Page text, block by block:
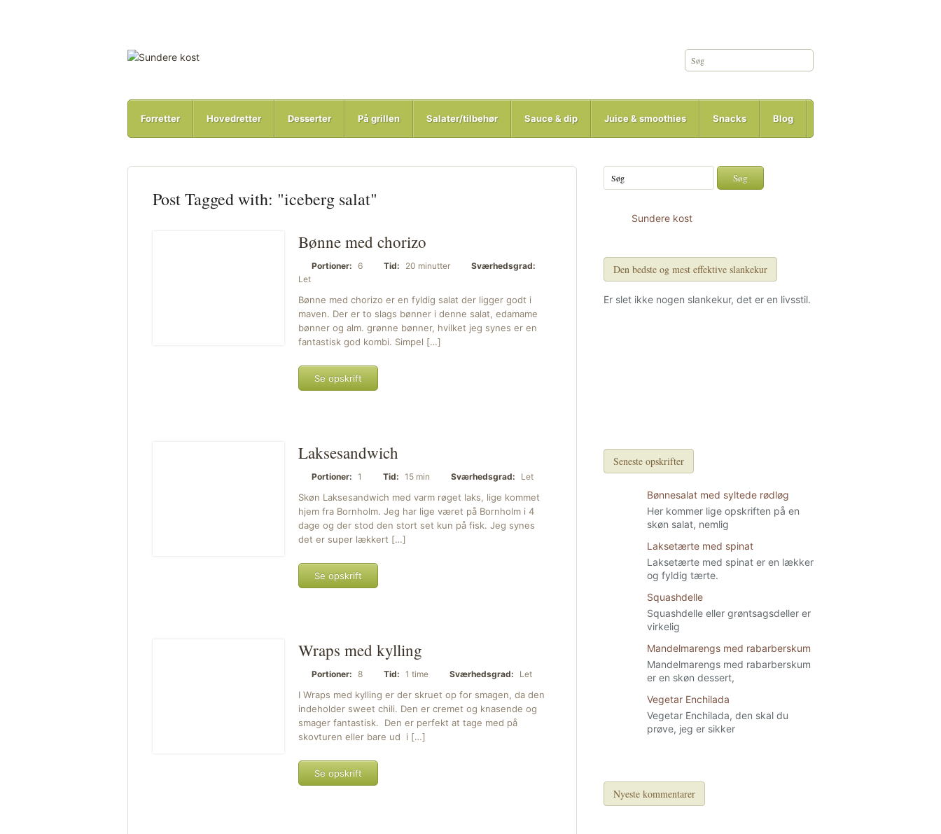
Forretter Hovedretter Desserter På grillen Salater/tilbehør Sauce & dip Juice & smoothies Snacks Blog
Post Tagged with: "iceberg salat"
Bønne med chorizo
Portioner: 6 Tid: 20 minutter
Sværhedsgrad:
Let
Bønne med chorizo er en fyldig salat der ligger godt i
maven. Der er to slags bønner i denne salat, edamame
bønner og alm. grønne bønner, hvilket jeg synes er en
fantastisk god kombi. Simpel […]
Se opskrift
Laksesandwich
Portioner: 1 Tid: 15 min Sværhedsgrad: Let
Skøn Laksesandwich med varm røget laks, lige kommet
hjem fra Bornholm. Jeg har lige været på Bornholm i 4
dage og der stod den stort set kun på fisk. Jeg synes
det er super lækkert […]
Se opskrift
Wraps med kylling
Portioner: 8 Tid: 1 time Sværhedsgrad: Let
I Wraps med kylling er der skruet op for smagen, da den
indeholder sweet chili. Den er cremet og knasende og
smager fantastisk. Den er perfekt at tage med på
skovturen eller bare ud i […]
Se opskrift
Sundere kost
Den bedste og mest effektive slankekur
Er slet ikke nogen slankekur, det er en livsstil.
Seneste opskrifter
Bønnesalat med syltede rødløg
Her kommer lige opskriften på en
skøn salat, nemlig
Laksetærte med spinat
Laksetærte med spinat er en lækker
og fyldig tærte.
Squashdelle
Squashdelle eller grøntsagsdeller er
virkelig
Mandelmarengs med rabarberskum
Mandelmarengs med rabarberskum
er en skøn dessert,
Vegetar Enchilada
Vegetar Enchilada, den skal du
prøve, jeg er sikker
Nyeste kommentarer